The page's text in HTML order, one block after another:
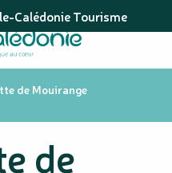
Calédonie Tourisme
de Mouirange
de